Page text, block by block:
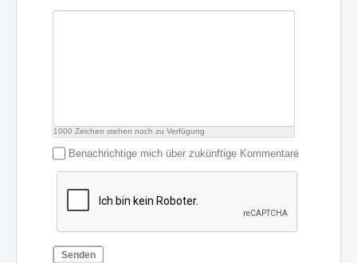
1000 Zeichen stehen noch zu Verfügung
Benachrichtige mich über zukünftige Kommentare
Senden